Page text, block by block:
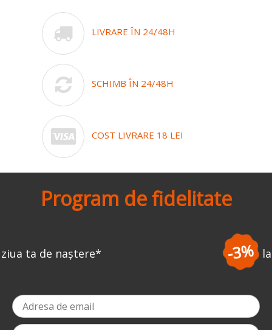
LIVRARE ÎN 24/48H
SCHIMB ÎN 24/48H
COST LIVRARE 18 LEI
Program de fidelitate
la prima comandă*